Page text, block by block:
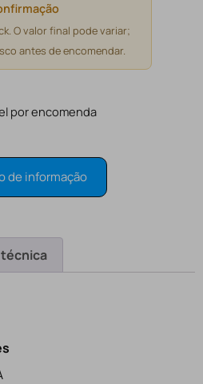
O valor final pode variar;
antes de encomendar.
por encomenda
de informação
técnica